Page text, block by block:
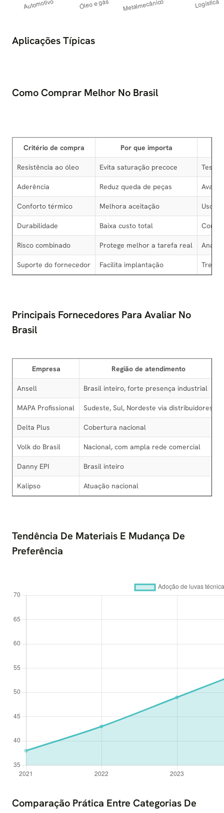
Aplicações Típicas
Como Comprar Melhor No Brasil
Critério de compra Por que importa
Resistência ao óleo Evita saturação precoce Teste
Aderência Reduz queda de peças
Conforto térmico Melhora aceitação Uso
Durabilidade Baixa custo total
Risco combinado Protege melhor a tarefa real
Suporte do fornecedor Facilita implantação
Principais Fornecedores Para Avaliar No
Brasil
Empresa Região de atendimento
Ansell Brasil inteiro, forte presença industrial
MAPA Profissional Sudeste, Sul, Nordeste via distribuidores
Delta Plus Cobertura nacional
Volk do Brasil Nacional, com ampla rede comercial
Danny EPI Brasil inteiro
Kalipso Atuação nacional
Tendência De Materiais E Mudança De
Preferência
Comparação Prática Entre Categorias De